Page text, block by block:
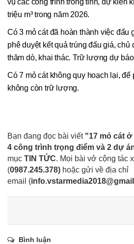
vụ các công trình trong tỉnh, dự kiến
triệu m³ trong năm 2026.
Có 3 mỏ cát đã hoàn thành việc đấu
phê duyệt kết quả trúng đấu giá,
thăm dò, khai thác. Trữ lượng dự báo
Có 7 mỏ cát không quy hoạch lại, để
không còn trữ lượng.
Bạn đang đọc bài viết "17 mỏ cát
4 công trình trọng điểm và 2 dự
mục TIN TỨC. Mọi bài vở cộng tác
(0987.245.378) hoặc gửi về địa chỉ
email (
Bình luận